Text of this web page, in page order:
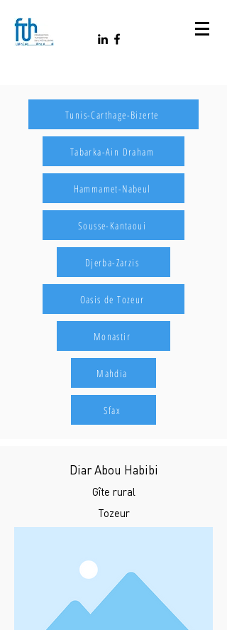
Tunis-Carthage-Bizerte
Tabarka-Ain Draham
Hammamet-Nabeul
Sousse-Kantaoui
Djerba-Zarzis
Oasis de Tozeur
Monastir
Mahdia
Sfax
Diar Abou Habibi
Gîte rural
Tozeur